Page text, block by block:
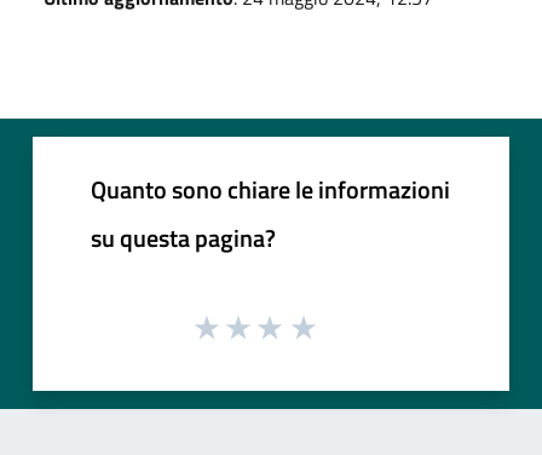
Quanto sono chiare le informazioni
su questa pagina?